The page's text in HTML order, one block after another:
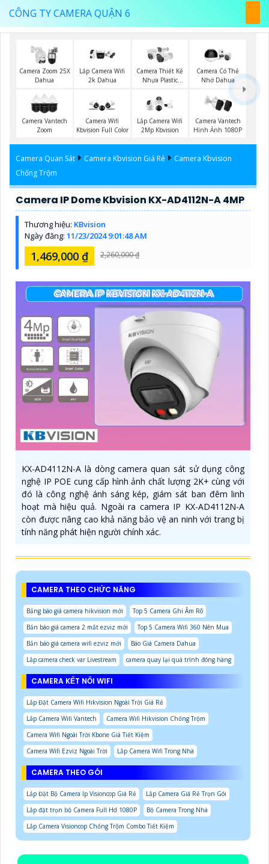
CÔNG TY CAMERA QUẬN 6
Camera Zoom 25X
Dahua
Lắp Camera Wifi
2k Dahua
Camera Thiết Kế
Nhựa Plastic
Camera Có Thẻ
Nhớ Dahua
Camera Vantech
Zoom
Camera Wifi
Kbvision Full Color
Lắp Camera Wifi
2Mp Kbvision
Camera Vantech
Hình Ảnh 1080P
Camera Quan Sát Camera Kbvision Giá Rẻ
Camera Kbvision
Chống Trộm
Camera IP Dome Kbvision KX-AD4112N-A 4MP
Thương hiệu: KBvision
Ngày đăng: 11/23/2024 9:01:48 AM
1,469,000 ₫ 2,260,000 ₫
KX-AD4112N-A là dòng camera quan sát sử dụng công
nghệ IP POE cung cấp hình ảnh chất lượng 2K+ cùng với
đó là công nghệ ánh sáng kép, giám sát ban đêm linh
hoạt mà hiệu quả. Ngoài ra camera IP KX-AD4112N-A
còn được nâng cao khả năng bảo vệ an ninh với trang bị
tính năng phát hiện người chính xác.
CAMERA THEO CHỨC NĂNG
Bảng báo giá camera hikvision mới
Top 5 Camera Ghi Âm Rõ
Bản báo giá camera 2 mắt ezviz mới
Top 5 Camera Wifi 360 Nên Mua
Bản báo giá camera wifi ezviz mới
Báo Giá Camera Dahua
Lắp camera check var Livestream
camera quay lại quá trình đóng hàng
CAMERA KẾT NỐI WIFI
Lắp Đặt Camera Wifi Hikvision Ngoài Trời Giá Rẻ
Lắp Camera Wifi Vantech
Camera Wifi Hikvision Chống Trộm
Camera Wifi Ngoài Trời Kbone Giá Tiết Kiệm
Camera Wifi Ezviz Ngoài Trời
Lắp Camera Wifi Trong Nhà
CAMERA THEO GÓI
Lắp Đặt Bộ Camera Ip Visioncop Giá Rẻ
Lắp Camera Giá Rẻ Trọn Gói
Lắp đặt trọn bộ Camera Full Hd 1080P
Bộ Camera Trong Nhà
Lắp Camera Visioncop Chống Trộm Combo Tiết Kiệm